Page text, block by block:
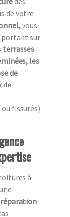
de votre
vous
portant sur
terrasses
les
de
de
fissurés)
à
réparation